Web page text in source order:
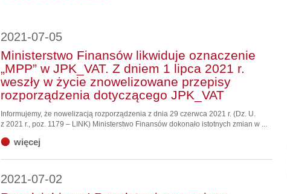
2021-07-05
Ministerstwo Finansów likwiduje oznaczenie
„MPP” w JPK_VAT. Z dniem 1 lipca 2021 r.
weszły w życie znowelizowane przepisy
rozporządzenia dotyczącego JPK_VAT
Informujemy, że nowelizacją rozporządzenia z dnia 29 czerwca 2021 r. (Dz. U.
z 2021 r., poz. 1179 – LINK) Ministerstwo Finansów dokonało istotnych zmian w ...
więcej
2021-07-02